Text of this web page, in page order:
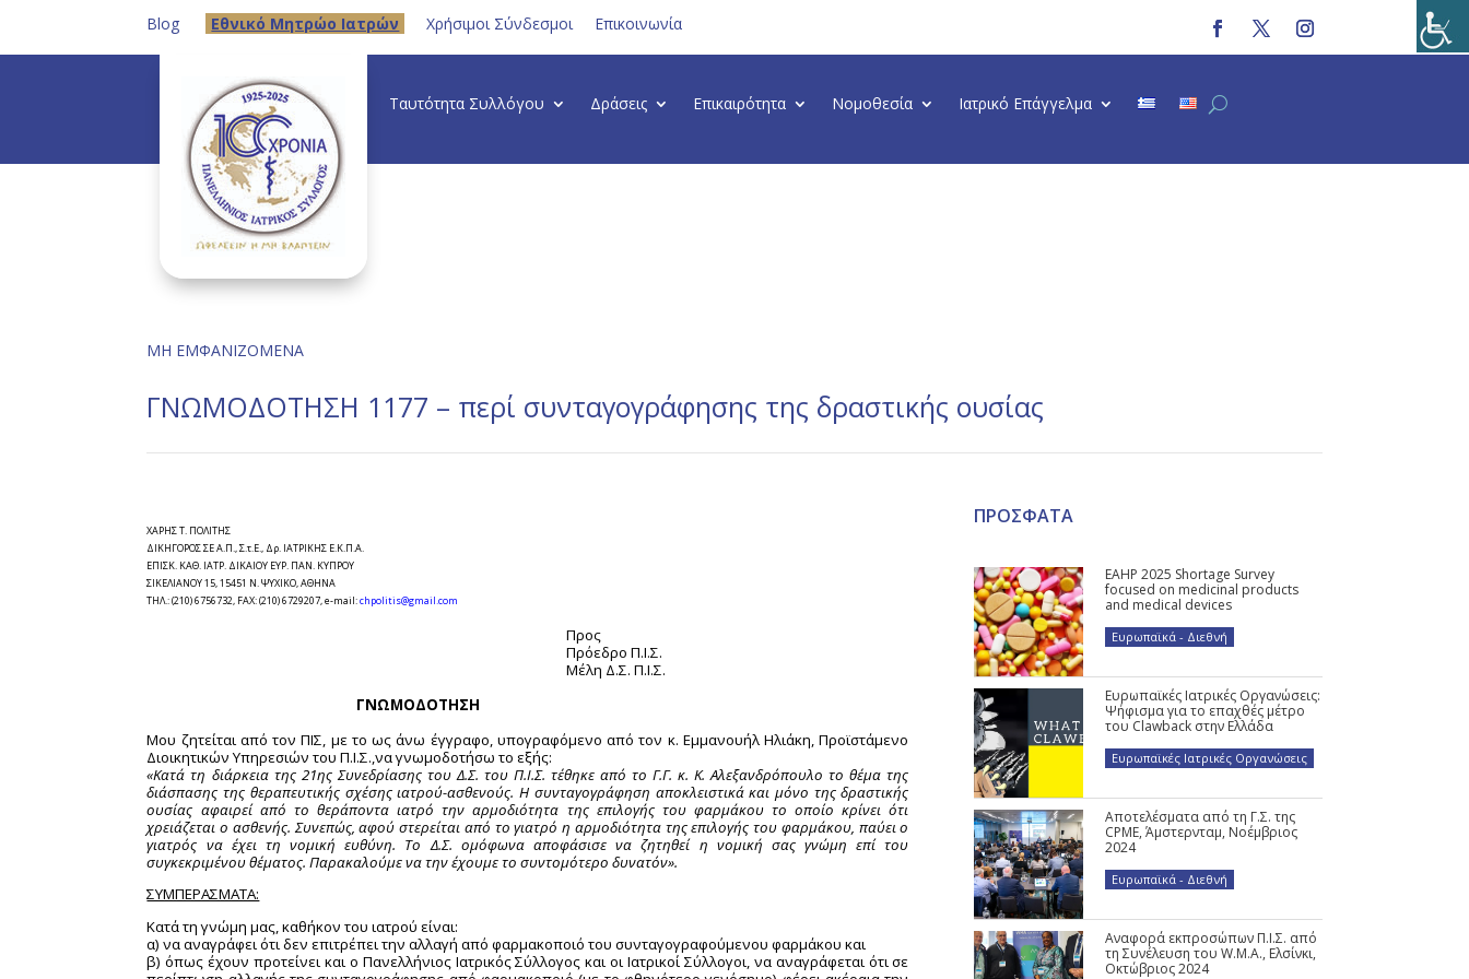
Blog Eθνικό Μητρώο Ιατρών Χρήσιμοι Σύνδεσμοι Επικοινωνία
Ταυτότητα Συλλόγου Δράσεις Επικαιρότητα Νομοθεσία Ιατρικό Επάγγελμα
ΜΗ ΕΜΦΑΝΙΖΟΜΕΝΑ
ΓΝΩΜΟΔΟΤΗΣΗ 1177 – περί συνταγογράφησης της δραστικής ουσίας
ΧΑΡΗΣ Τ. ΠΟΛΙΤΗΣ
ΔΙΚΗΓΟΡΟΣ ΣΕ Α.Π., Σ.τ.Ε., Δρ. ΙΑΤΡΙΚΗΣ Ε.Κ.Π.Α.
ΕΠΙΣΚ. ΚΑΘ. ΙΑΤΡ. ΔΙΚΑΙΟΥ ΕΥΡ. ΠΑΝ. ΚΥΠΡΟΥ
ΣΙΚΕΛΙΑΝΟΥ 15, 15451 Ν. ΨΥΧΙΚΟ, ΑΘΗΝΑ
ΤΗΛ.: (210) 6756732, FAX: (210) 6729207, e-mail:chpolitis@gmail.com
Προς
Πρόεδρο Π.Ι.Σ.
Μέλη Δ.Σ. Π.Ι.Σ.
ΓΝΩΜΟΔΟΤΗΣΗ
Μου ζητείται από τον ΠΙΣ, με το ως άνω έγγραφο, υπογραφόμενο από τον κ. Εμμανουήλ Ηλιάκη, Προϊστάμενο
Διοικητικών Υπηρεσιών του Π.Ι.Σ.,να γνωμοδοτήσω το εξής:
«Κατά τη διάρκεια της 21ης Συνεδρίασης του Δ.Σ. του Π.Ι.Σ. τέθηκε από το Γ.Γ. κ. Κ. Αλεξανδρόπουλο το θέμα της
διάσπασης της θεραπευτικής σχέσης ιατρού-ασθενούς. Η συνταγογράφηση αποκλειστικά και μόνο της δραστικής
ουσίας αφαιρεί από το θεράποντα ιατρό την αρμοδιότητα της επιλογής του φαρμάκου το οποίο κρίνει ότι
χρειάζεται ο ασθενής. Συνεπώς, αφού στερείται από το γιατρό η αρμοδιότητα της επιλογής του φαρμάκου, παύει ο
γιατρός να έχει τη νομική ευθύνη. Το Δ.Σ. ομόφωνα αποφάσισε να ζητηθεί η νομική σας γνώμη επί του
συγκεκριμένου θέματος. Παρακαλούμε να την έχουμε το συντομότερο δυνατόν».
ΣΥΜΠΕΡΑΣΜΑΤΑ:
Κατά τη γνώμη μας, καθήκον του ιατρού είναι:
α) να αναγράφει ότι δεν επιτρέπει την αλλαγή από φαρμακοποιό του συνταγογραφούμενου φαρμάκου και
β) όπως έχουν προτείνει και ο Πανελλήνιος Ιατρικός Σύλλογος και οι Ιατρικοί Σύλλογοι, να αναγράφεται ότι σε
ΠΡΟΣΦΑΤΑ
EAHP 2025 Shortage Survey
focused on medicinal products
and medical devices
Ευρωπαϊκά - Διεθνή
Ευρωπαϊκές Ιατρικές Οργανώσεις:
Ψήφισμα για το επαχθές μέτρο
του Clawback στην Ελλάδα
Ευρωπαϊκές Ιατρικές Οργανώσεις
Αποτελέσματα από τη Γ.Σ. της
CPME, Άμστερνταμ, Νοέμβριος
2024
Ευρωπαϊκά - Διεθνή
Αναφορά εκπροσώπων Π.Ι.Σ. από
τη Συνέλευση του W.M.A., Ελσίνκι,
Οκτώβριος 2024